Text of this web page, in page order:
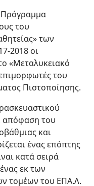
Πρόγραμμα
του
των
2018 οι
«Μεταλυκειακό
του
Πιστοποίησης.
απόφαση του
και
ένας επόπτης
κατά σειρά
εκ των
τομέων του ΕΠΑ.Λ.